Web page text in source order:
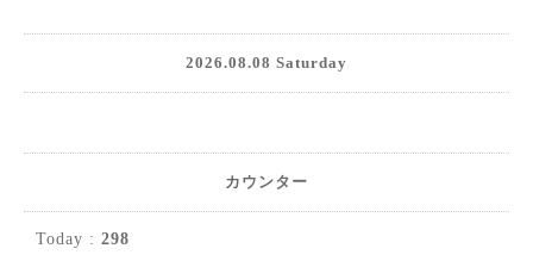
2026.08.08 Saturday
カウンター
Today : 298